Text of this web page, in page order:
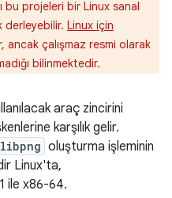
bu projeleri bir Linux sanal
derleyebilir. Linux için
ancak çalışmaz resmi olarak
bilinmektedir.
araç zincirini
karşılık gelir.
libpng oluşturma işleminin
Linux'ta,
ile x86-64.